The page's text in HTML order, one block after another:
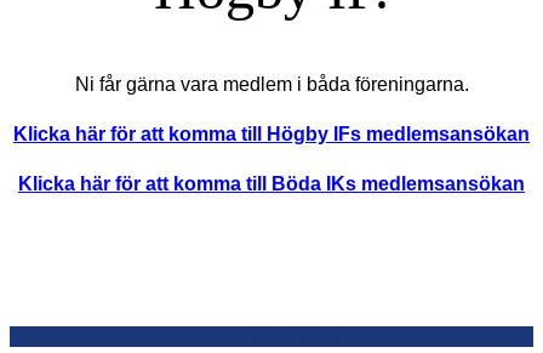
Ni får gärna vara medlem i båda föreningarna.
Klicka här för att komma till Högby IFs medlemsansökan
Klicka här för att komma till Böda IKs medlemsansökan